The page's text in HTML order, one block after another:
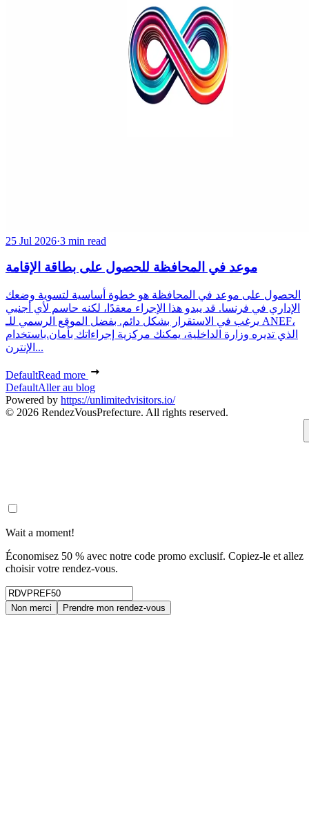
25 Jul 2026·3 min read
موعد في المحافظة للحصول على بطاقة الإقامة
الحصول على موعد في المحافظة هو خطوة أساسية لتسوية وضعك
الإداري في فرنسا. قد يبدو هذا الإجراء معقدًا، لكنه حاسم لأي أجنبي
يرغب في الاستقرار بشكل دائم. بفضل الموقع الرسمي للـ ANEF،
الذي تديره وزارة الداخلية، يمكنك مركزية إجراءاتك بأمان.باستخدام
الإنترن...
DefaultRead more
DefaultAller au blog
Powered by https://unlimitedvisitors.io/
© 2026 RendezVousPrefecture. All rights reserved.
Wait a moment!
Économisez 50 % avec notre code promo exclusif. Copiez-le et allez
choisir votre rendez-vous.
Non merci Prendre mon rendez-vous